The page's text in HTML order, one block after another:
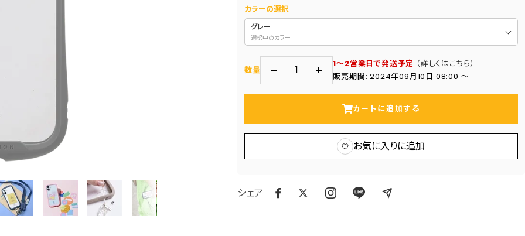
カラーの選択
グレー
選択中のカラー
数量
量
減
す
数
量
増
す
1～2営業日で発送予定 （詳しくはこちら）
販売期間: 2024年09月10日 08:00 〜
カートに追加する
お気に入りに追加
シェア